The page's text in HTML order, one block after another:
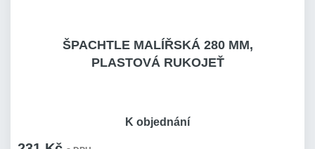
ŠPACHTLE MALÍŘSKÁ 280 MM,
PLASTOVÁ RUKOJEŤ
K objednání